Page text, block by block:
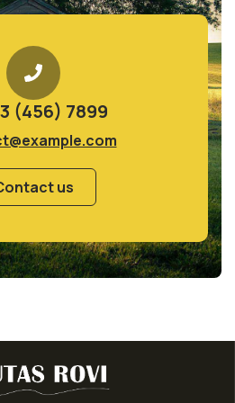
(456) 7899
us